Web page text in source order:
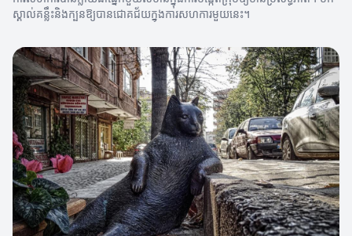
ស្គាល់គន្លឹះនិងក្បួនឱ្យបានជោគជ័យក្នុងការសហការមួយនេះ។